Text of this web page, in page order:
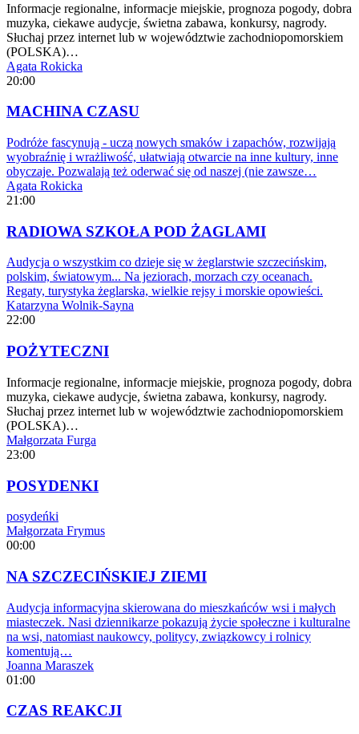
Informacje regionalne, informacje miejskie, prognoza pogody, dobra
muzyka, ciekawe audycje, świetna zabawa, konkursy, nagrody.
Słuchaj przez internet lub w województwie zachodniopomorskiem
(POLSKA)…
Agata Rokicka
20:00
MACHINA CZASU
Podróże fascynują - uczą nowych smaków i zapachów, rozwijają
wyobraźnię i wrażliwość, ułatwiają otwarcie na inne kultury, inne
obyczaje. Pozwalają też oderwać się od naszej (nie zawsze…
Agata Rokicka
21:00
RADIOWA SZKOŁA POD ŻAGLAMI
Audycja o wszystkim co dzieje się w żeglarstwie szczecińskim,
polskim, światowym... Na jeziorach, morzach czy oceanach.
Regaty, turystyka żeglarska, wielkie rejsy i morskie opowieści.
Katarzyna Wolnik-Sayna
22:00
POŻYTECZNI
Informacje regionalne, informacje miejskie, prognoza pogody, dobra
muzyka, ciekawe audycje, świetna zabawa, konkursy, nagrody.
Słuchaj przez internet lub w województwie zachodniopomorskiem
(POLSKA)…
Małgorzata Furga
23:00
POSYDENKI
posydeńki
Małgorzata Frymus
00:00
NA SZCZECIŃSKIEJ ZIEMI
Audycja informacyjna skierowana do mieszkańców wsi i małych
miasteczek. Nasi dziennikarze pokazują życie społeczne i kulturalne
na wsi, natomiast naukowcy, politycy, związkowcy i rolnicy
komentują…
Joanna Maraszek
01:00
CZAS REAKCJI